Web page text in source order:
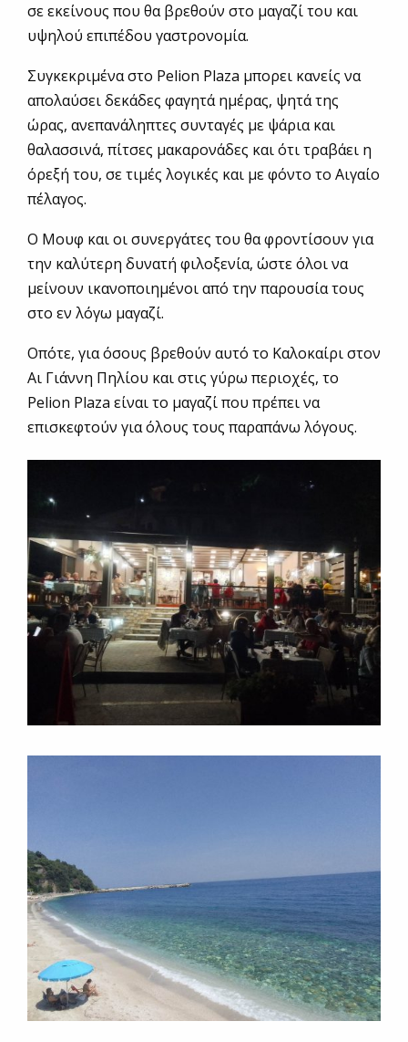
σε εκείνους που θα βρεθούν στο μαγαζί του και
υψηλού επιπέδου γαστρονομία.
Συγκεκριμένα στο Pelion Plaza μπορει κανείς να
απολαύσει δεκάδες φαγητά ημέρας, ψητά της
ώρας, ανεπανάληπτες συνταγές με ψάρια και
θαλασσινά, πίτσες μακαρονάδες και ότι τραβάει η
όρεξή του, σε τιμές λογικές και με φόντο το Αιγαίο
πέλαγος.
Ο Μουφ και οι συνεργάτες του θα φροντίσουν για
την καλύτερη δυνατή φιλοξενία, ώστε όλοι να
μείνουν ικανοποιημένοι από την παρουσία τους
στο εν λόγω μαγαζί.
Οπότε, για όσους βρεθούν αυτό το Καλοκαίρι στον
Αι Γιάννη Πηλίου και στις γύρω περιοχές, το
Pelion Plaza είναι το μαγαζί που πρέπει να
επισκεφτούν για όλους τους παραπάνω λόγους.